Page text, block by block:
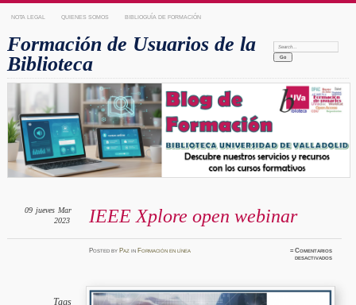
NOTA LEGAL QUIENES SOMOS BIBLIOGUÍA DE FORMACIÓN
Formación de Usuarios de la
Biblioteca
Search:
IEEE Xplore open webinar
09 jueves Mar
2023
PostedbyPaz inFormación en línea ≈Comentarios
desactivadosen
webinar
Tags